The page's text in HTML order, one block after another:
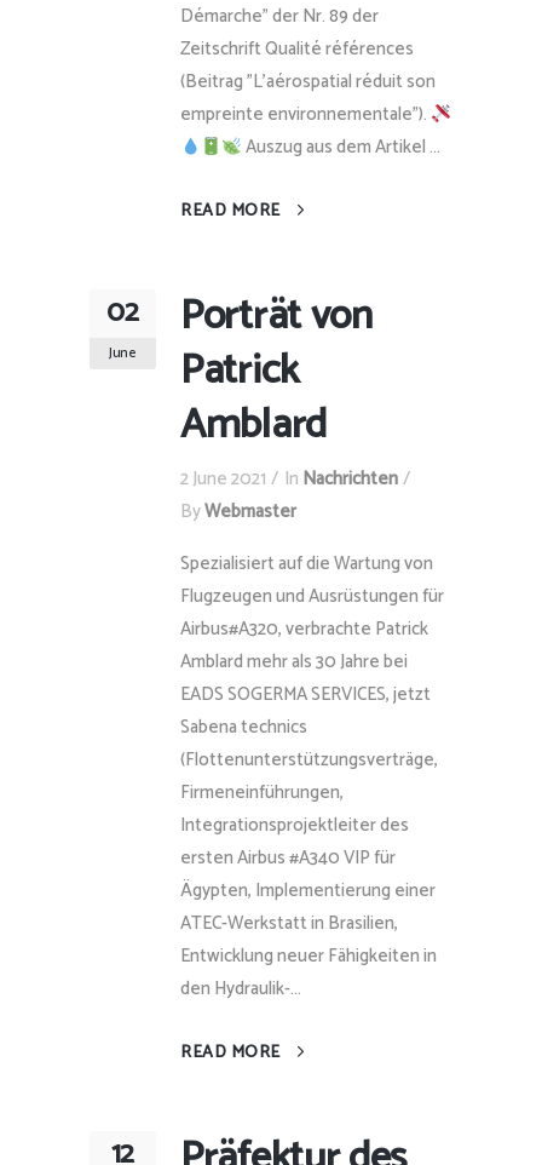
Démarche" der Nr. 89 der
Zeitschrift Qualité références
(Beitrag "L'aérospatial réduit son
empreinte environnementale").
Auszug aus dem Artikel ...
READ MORE
02
June
Porträt von
Patrick
Amblard
2 June 2021 In Nachrichten
ByWebmaster
Spezialisiert auf die Wartung von
Flugzeugen und Ausrüstungen für
Airbus#A320, verbrachte Patrick
Amblard mehr als 30 Jahre bei
EADS SOGERMA SERVICES, jetzt
Sabena technics
(Flottenunterstützungsverträge,
Firmeneinführungen,
Integrationsprojektleiter des
ersten Airbus #A340 VIP für
Ägypten, Implementierung einer
ATEC-Werkstatt in Brasilien,
Entwicklung neuer Fähigkeiten in
den Hydraulik-...
READ MORE
12